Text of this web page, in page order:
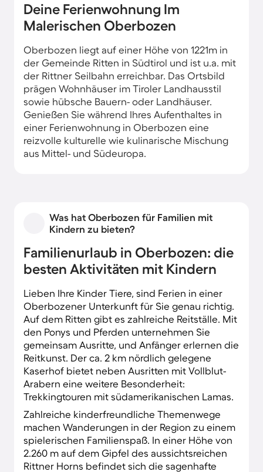
Deine Ferienwohnung Im
Malerischen Oberbozen
Oberbozen liegt auf einer Höhe von 1221m in
der Gemeinde Ritten in Südtirol und ist u.a. mit
der Rittner Seilbahn erreichbar. Das Ortsbild
prägen Wohnhäuser im Tiroler Landhausstil
sowie hübsche Bauern- oder Landhäuser.
Genießen Sie während Ihres Aufenthaltes in
einer Ferienwohnung in Oberbozen eine
reizvolle kulturelle wie kulinarische Mischung
aus Mittel- und Südeuropa.
Was hat Oberbozen für Familien mit
Kindern zu bieten?
Familienurlaub in Oberbozen: die
besten Aktivitäten mit Kindern
Lieben Ihre Kinder Tiere, sind Ferien in einer
Oberbozener Unterkunft für Sie genau richtig.
Auf dem Ritten gibt es zahlreiche Reitställe. Mit
den Ponys und Pferden unternehmen Sie
gemeinsam Ausritte, und Anfänger erlernen die
Reitkunst. Der ca. 2 km nördlich gelegene
Kaserhof bietet neben Ausritten mit Vollblut-
Arabern eine weitere Besonderheit:
Trekkingtouren mit südamerikanischen Lamas.
Zahlreiche kinderfreundliche Themenwege
machen Wanderungen in der Region zu einem
spielerischen Familienspaß. In einer Höhe von
2.260 m auf dem Gipfel des aussichtsreichen
Rittner Horns befindet sich die sagenhafte